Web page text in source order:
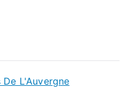
L'Auvergne